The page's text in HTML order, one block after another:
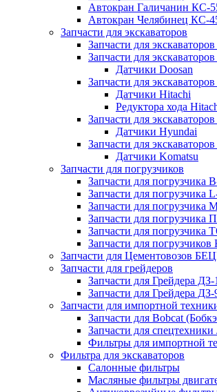
Автокран Галичанин КС-
Автокран Челябинец КС-
Запчасти для экскаваторов
Запчасти для
Запчасти для
Датчики Doosan
Запчасти для
Датчики Hitachi
Редуктора хода
Запчасти для
Датчики Hyundai
Запчасти для
Датчики Komatsu
Запчасти для погрузчиков
Запчасти для погрузчика
Запчасти для погрузчика
Запчасти для
Запчасти для погрузчика
Запчасти для погрузчика
Запчасти для погрузчиков
Запчасти для Цементовозов
Запчасти для грейдеров
Запчасти для Грейдера ДЗ-
Запчасти для Грейдера ДЗ-
Запчасти для импортной
Запчасти для Bobcat
Запчасти для спецтехники
Фильтры для импортной
Фильтра для экскаваторов
Салонные фильтры
Масляные фильтры